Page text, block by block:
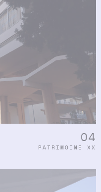
04
PATRIMOINE XX